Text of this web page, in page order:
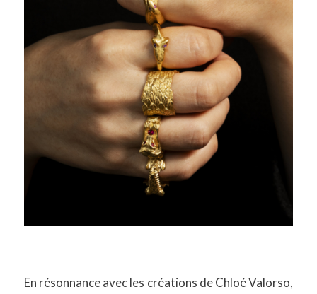
En résonnance avec les créations de Chloé Valorso,